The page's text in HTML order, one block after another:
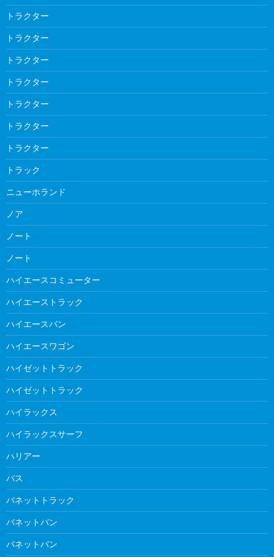
トラクター
トラクター
トラクター
トラクター
トラクター
トラクター
トラクター
トラック
ニューホランド
ノア
ノート
ノート
ハイエースコミューター
ハイエーストラック
ハイエースバン
ハイエースワゴン
ハイゼットトラック
ハイゼットトラック
ハイラックス
ハイラックスサーフ
ハリアー
バス
バネットトラック
バネットバン
バネットバン